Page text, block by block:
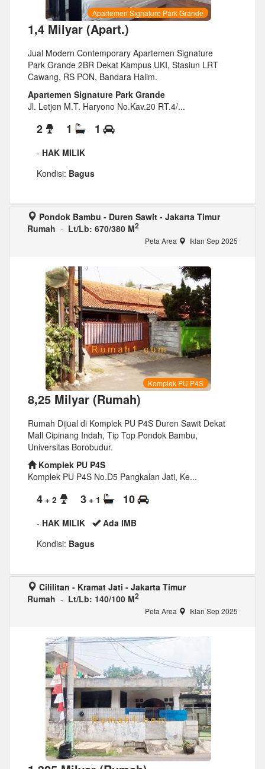
Apartemen Signature Park Grande
1,4 Milyar (Apart.)
Jual Modern Contemporary Apartemen Signature
Park Grande 2BR Dekat Kampus UKI, Stasiun LRT
Cawang, RS PON, Bandara Halim.
Apartemen Signature Park Grande
Jl. Letjen M.T. Haryono No.Kav.20 RT.4/...
2 1 1
- HAK MILIK
Kondisi: Bagus
Pondok Bambu - Duren Sawit - Jakarta Timur
Rumah - Lt/Lb: 670/380 M2
Peta Area Iklan Sep 2025
Komplek PU P4S
8,25 Milyar (Rumah)
Rumah Dijual di Komplek PU P4S Duren Sawit Dekat
Mall Cipinang Indah, Tip Top Pondok Bambu,
Universitas Borobudur.
Komplek PU P4S
Komplek PU P4S No.D5 Pangkalan Jati, Ke...
4 + 2 3 + 1 10
- HAK MILIK
Ada IMB
Kondisi: Bagus
Cililitan - Kramat Jati - Jakarta Timur
Rumah - Lt/Lb: 140/100 M2
Peta Area Iklan Sep 2025